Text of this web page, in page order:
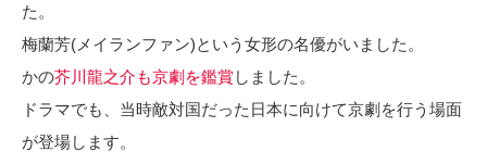
た。
梅蘭芳(メイランファン)という女形の名優がいました。
かの芥川龍之介も京劇を鑑賞しました。
ドラマでも、当時敵対国だった日本に向けて京劇を行う場面
が登場します。